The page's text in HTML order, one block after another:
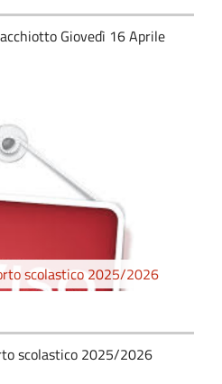
Giovedì 16 Aprile
scolastico 2025/2026
scolastico 2025/2026